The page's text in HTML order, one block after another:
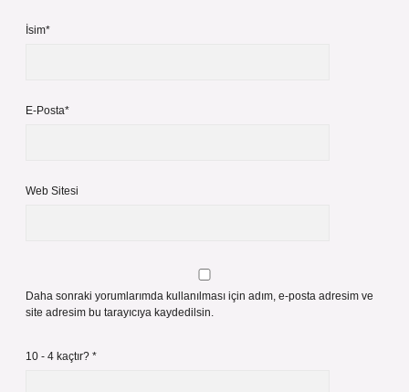
İsim*
E-Posta*
Web Sitesi
Daha sonraki yorumlarımda kullanılması için adım, e-posta adresim ve
site adresim bu tarayıcıya kaydedilsin.
10 - 4 kaçtır? *